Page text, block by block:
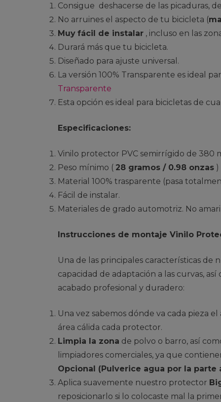
Consigue deshacerse de las picaduras,
No arruines el aspecto de tu bicicleta (
Muy fácil de instalar , incluso en las
Durará más que tu bicicleta.
Diseñado para ajuste universal.
La versión 100% Transparente es ideal
Transparente
Esta opción es ideal para bicicletas de
Especificaciones:
Vinilo protector PVC semirrígido de 380
Peso mínimo ( 28 gramos / 0.98 onzas )
Material 100% trasparente (pasa
Fácil de instalar.
Materiales de grado automotriz. No
Instrucciones de montaje Vinilo
Una de las principales características
capacidad de adaptación a las curvas,
acabado profesional y duradero:
Una vez sabemos dónde va cada pieza
área cálida cada protector.
Limpia la zona de polvo o barro, así
limpiadores comerciales, ya que
Opcional (Pulverice agua por la
Aplica suavemente nuestro protector
reposicionarlo si lo colocaste mal la